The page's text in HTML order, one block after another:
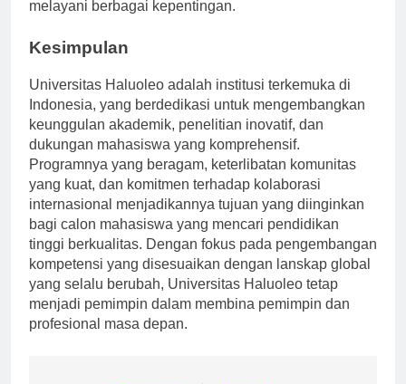
melayani berbagai kepentingan.
Kesimpulan
Universitas Haluoleo adalah institusi terkemuka di
Indonesia, yang berdedikasi untuk mengembangkan
keunggulan akademik, penelitian inovatif, dan
dukungan mahasiswa yang komprehensif.
Programnya yang beragam, keterlibatan komunitas
yang kuat, dan komitmen terhadap kolaborasi
internasional menjadikannya tujuan yang diinginkan
bagi calon mahasiswa yang mencari pendidikan
tinggi berkualitas. Dengan fokus pada pengembangan
kompetensi yang disesuaikan dengan lanskap global
yang selalu berubah, Universitas Haluoleo tetap
menjadi pemimpin dalam membina pemimpin dan
profesional masa depan.